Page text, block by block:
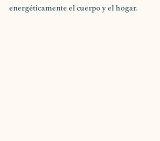
energéticamente el cuerpo y el hogar.